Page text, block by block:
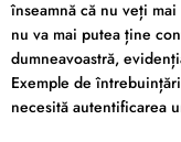
înseamnă că nu veți
nu va mai putea ține
dumneavoastră,
Exemple de
necesită autentificarea